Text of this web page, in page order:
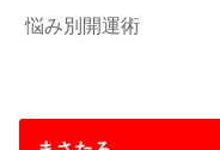
悩み別開運術